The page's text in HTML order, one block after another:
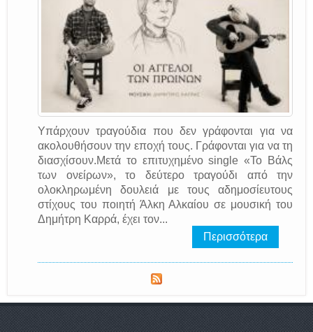
Υπάρχουν τραγούδια που δεν γράφονται για να
ακολουθήσουν την εποχή τους. Γράφονται για να τη
διασχίσουν.Μετά το επιτυχημένο single «Το Βάλς
των ονείρων», το δεύτερο τραγούδι από την
ολοκληρωμένη δουλειά με τους αδημοσίευτους
στίχους του ποιητή Άλκη Αλκαίου σε μουσική του
Δημήτρη Καρρά, έχει τον...
Περισσότερα